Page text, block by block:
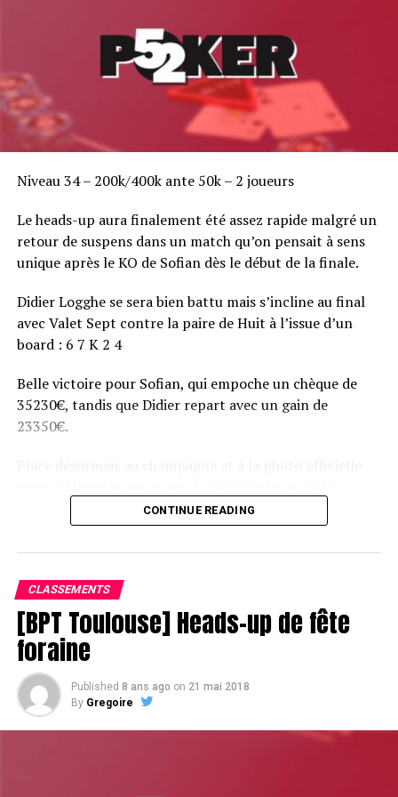
Niveau 34 – 200k/400k ante 50k – 2 joueurs
Le heads-up aura finalement été assez rapide malgré un
retour de suspens dans un match qu’on pensait à sens
unique après le KO de Sofian dès le début de la finale.
Didier Logghe se sera bien battu mais s’incline au final
avec Valet Sept contre la paire de Huit à l’issue d’un
board : 6 7 K 2 4
Belle victoire pour Sofian, qui empoche un chèque de
35230€, tandis que Didier repart avec un gain de
23350€.
CONTINUE READING
CLASSEMENTS
[BPT Toulouse] Heads-up de fête
foraine
Published 8 ans ago on 21 mai 2018
By Gregoire